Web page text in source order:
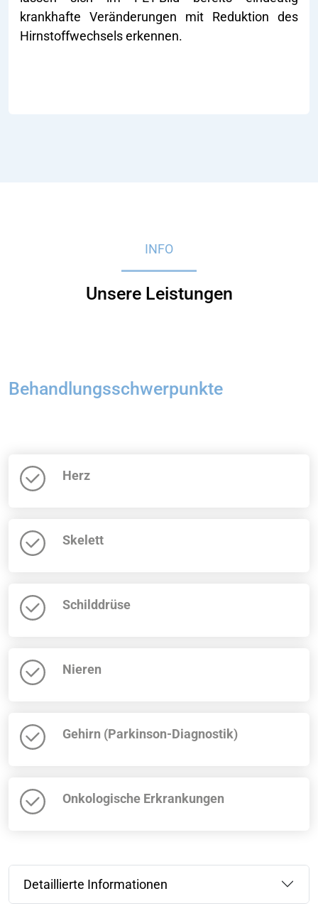
krankhafte Veränderungen mit Reduktion des
Hirnstoffwechsels erkennen.
INFO
Unsere Leistungen
Behandlungsschwerpunkte
Herz
Skelett
Schilddrüse
Nieren
Gehirn (Parkinson-Diagnostik)
Onkologische Erkrankungen
Detaillierte Informationen